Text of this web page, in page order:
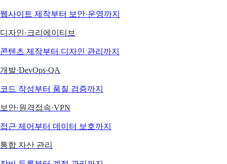
웹사이트 제작부터 보안·운영까지
디자인·크리에이티브
콘텐츠 제작부터 디자인 관리까지
개발·DevOps·QA
코드 작성부터 품질 검증까지
보안·원격접속·VPN
접근 제어부터 데이터 보호까지
통합 자산 관리